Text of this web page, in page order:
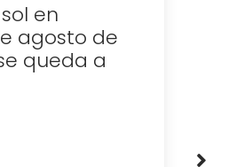
noche de